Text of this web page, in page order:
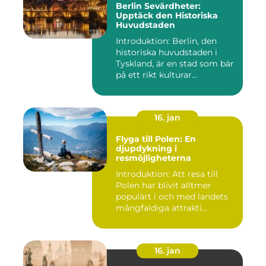
Berlin Sevärdheter:
Upptäck den Historiska
Huvudstaden
Introduktion: Berlin, den
historiska huvudstaden i
Tyskland, är en stad som bär
på ett rikt kulturar...
16. jan
Flyga till Polen: En
djupdykning i
resmöjligheterna
Introduktion: Att resa till
Polen har blivit alltmer
populärt i och med landets
mångfaldiga attrakti...
16. jan